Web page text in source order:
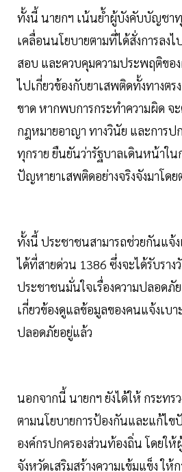
ทั้งนี้ นายกฯ เน้นย้ำผู้บังคับบัญชา
เคลื่อนนโยบายตามที่ได้สั่งการลงไ
สอบ และควบคุมความประพฤติขอ
ไปเกี่ยวข้องกับยาเสพติดทั้งทางตร
ขาด หากพบการกระทําความผิด จ
กฎหมายอาญา ทางวินัย และการป
ทุกราย ยืนยันว่ารัฐบาลเดินหน้าใ
ปัญหายาเสพติดอย่างจริงจังมาโดย
ทั้งนี้ ประชาชนสามารถช่วยกันแจ้
ได้ที่สายด่วน 1386 ซึ่งจะได้รับรา
ประชาชนมั่นใจเรื่องความปลอดภั
เกี่ยวข้องดูแลข้อมูลของคนแจ้งเบา
ปลอดภัยอยู่แล้ว
นอกจากนี้ นายกฯ ยังได้ให้ กระทร
ตามนโยบายการป้องกันและแก้ไ
องค์กรปกครองส่วนท้องถิ่น โดยให้
จังหวัดเสริมสร้างความเข้มแข็ง ให้